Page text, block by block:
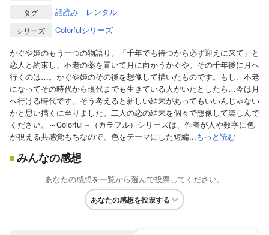
タグ 話読み レンタル
シリーズ
Colorfulシリーズ
かぐや姫のもう一つの物語り。「千年でも待つから必ず迎えに来て」と
恋人と約束し、不老の薬を置いて月に向かうかぐや。その千年後に月へ
行くのは…。かぐや姫のその後を想像して描いたものです。もし、不老
になってその時代から現代までも生きている人がいたとしたら…今は月
へ行ける時代です。そう考えると新しい結末があってもいいんじゃない
かと思い描くに至りました。二人の恋の結末を個々で想像して楽しんで
ください。～Colorful～（カラフル）シリーズは、作者が人や数字に色
が視える共感覚もちなので、色をテーマにした短編...もっと読む
みんなの感想
あなたの感想を一覧から選んで投票してください。
あなたの感想を投票する